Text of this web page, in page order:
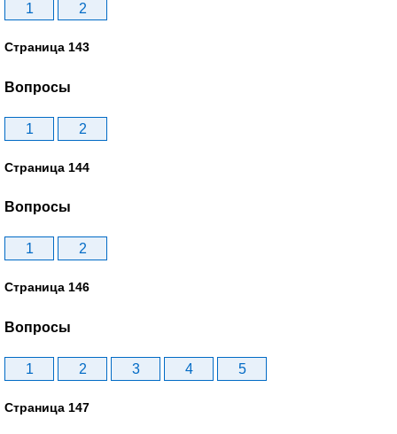
1 2
Страница 143
Вопросы
1 2
Страница 144
Вопросы
1 2
Страница 146
Вопросы
1 2 3 4 5
Страница 147